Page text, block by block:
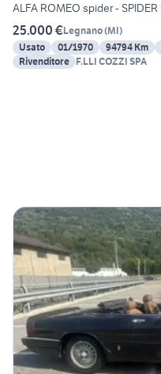
ALFA ROMEO spider -
25.000 €Legnano(MI)
Usato
01/1970 94794 Km
Rivenditore F.LLI COZZI SPA